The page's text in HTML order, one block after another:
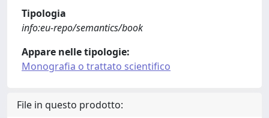
Tipologia
info:eu-repo/semantics/book
Appare nelle tipologie:
Monografia o trattato scientifico
File in questo prodotto: